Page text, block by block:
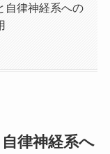
自律神経系への
律神経系へ